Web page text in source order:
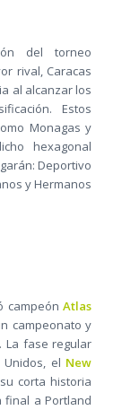
del torneo
rival, Caracas
al alcanzar los
Estos
Monagas y
hexagonal
Deportivo
y Hermanos
campeónAtlas
campeonato y
La fase regular
el New
corta historia
final a Portland